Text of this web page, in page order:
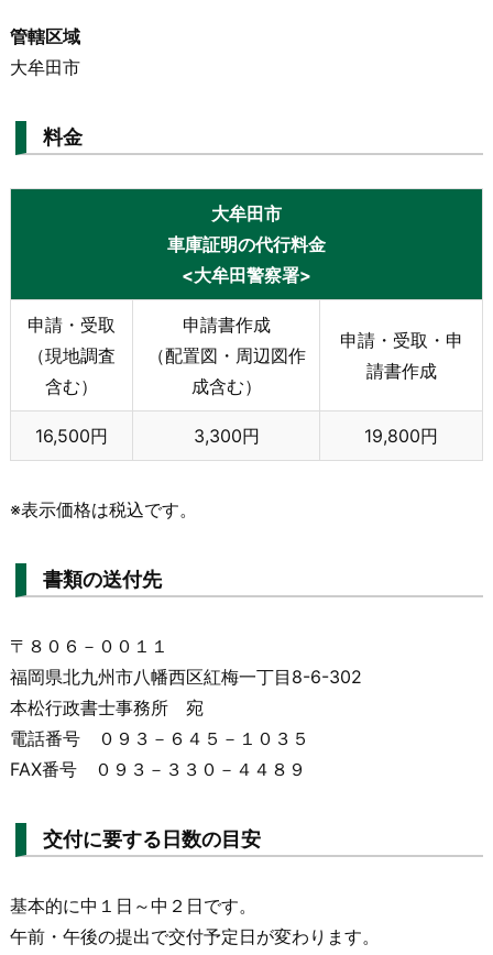
管轄区域
大牟田市
料金
大牟田市
車庫証明の代行料金
<大牟田警察署>
申請・受取
（現地調査
含む）
申請書作成
（配置図・周辺図作
成含む）
申請・受取・申
請書作成
16,500円 3,300円 19,800円
※表示価格は税込です。
書類の送付先
〒８０６－００１１
福岡県北九州市八幡西区紅梅一丁目8-6-302
本松行政書士事務所 宛
電話番号 ０９３－６４５－１０３５
FAX番号 ０９３－３３０－４４８９
交付に要する日数の目安
基本的に中１日～中２日です。
午前・午後の提出で交付予定日が変わります。